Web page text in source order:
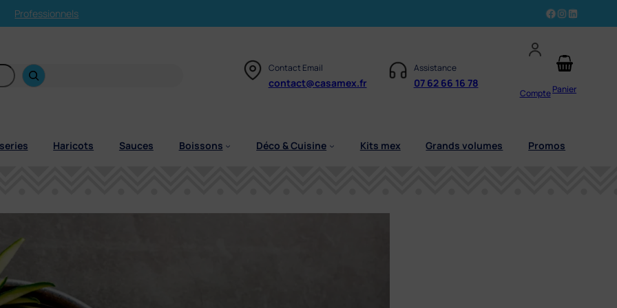
Professionnels Facebook Instagram LinkedIn
Contact Email
contact@casamex.fr
Assistance
07 62 66 16 78
Compte Panier
Haricots Sauces Boissons Déco & Cuisine Kits mex Grands volumes Promos